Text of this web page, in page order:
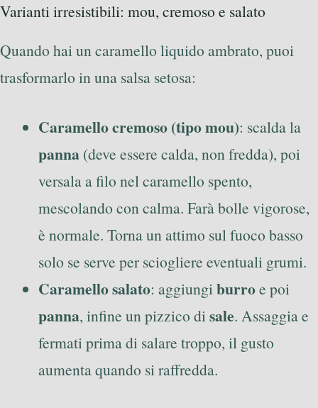
Varianti irresistibili: mou, cremoso e salato
Quando hai un caramello liquido ambrato, puoi
trasformarlo in una salsa setosa:
Caramello cremoso (tipo mou): scalda la
panna (deve essere calda, non fredda), poi
versala a filo nel caramello spento,
mescolando con calma. Farà bolle vigorose,
è normale. Torna un attimo sul fuoco basso
solo se serve per sciogliere eventuali grumi.
Caramello salato: aggiungiburroe poi
panna, infine un pizzico disale. Assaggia e
fermati prima di salare troppo, il gusto
aumenta quando si raffredda.